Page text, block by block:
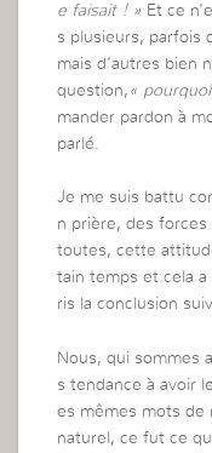
e faisait ! » Et ce
s plusieurs, parfois
mais d’autres bien
question, «
mander pardon à
parlé.
Je me suis battu
n prière, des forces
toutes, cette
tain temps et cela a
ris la conclusion
Nous, qui sommes
s tendance à avoir
es mêmes mots de
naturel, ce fut ce